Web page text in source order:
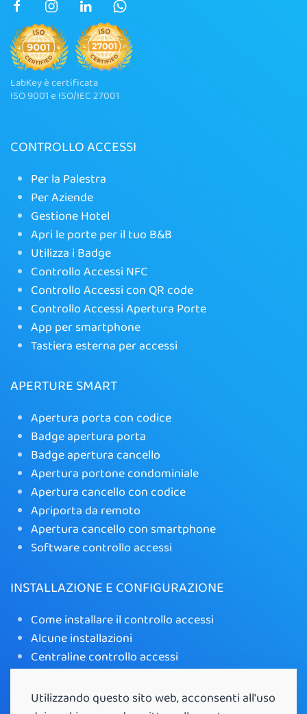
LabKey è certificata
ISO 9001 e ISO/IEC 27001
CONTROLLO ACCESSI
Per la Palestra
Per Aziende
Gestione Hotel
Apri le porte per il tuo B&B
Utilizza i Badge
Controllo Accessi NFC
Controllo Accessi con QR code
Controllo Accessi Apertura Porte
App per smartphone
Tastiera esterna per accessi
APERTURE SMART
Apertura porta con codice
Badge apertura porta
Badge apertura cancello
Apertura portone condominiale
Apertura cancello con codice
Apriporta da remoto
Apertura cancello con smartphone
Software controllo accessi
INSTALLAZIONE E CONFIGURAZIONE
Come installare il controllo accessi
Alcune installazioni
Centraline controllo accessi
Controllo Accessi Funzionalità e Installazione
Utilizzando questo sito web, acconsenti all'uso